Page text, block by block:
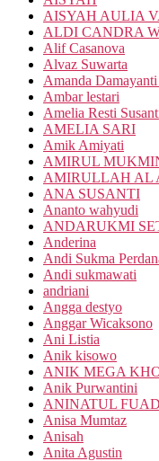
AISYAH AULIA
ALDI CANDRA
Alif Casanova
Alvaz Suwarta
Amanda
Ambar lestari
Amelia Resti
AMELIA SARI
Amik Amiyati
AMIRUL
AMIRULLAH AL
ANA SUSANTI
Ananto wahyudi
ANDARUKMI
Anderina
Andi Sukma
Andi sukmawati
andriani
Angga destyo
Anggar Wicaksono
Ani Listia
Anik kisowo
ANIK MEGA
Anik Purwantini
ANINATUL FUAD
Anisa Mumtaz
Anisah
Anita Agustin